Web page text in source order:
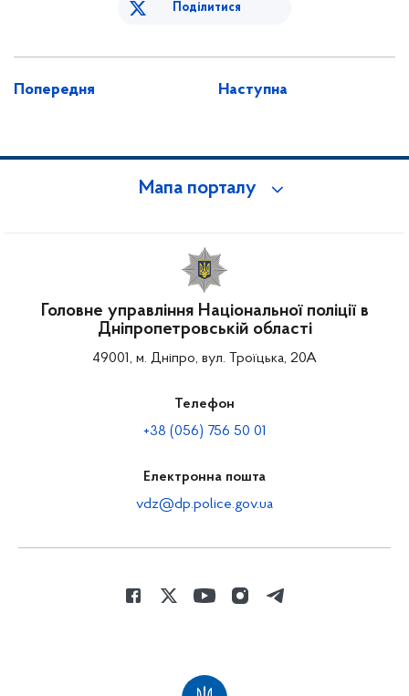
Поділитися
Попередня Наступна
Мапа порталу
Головне управління Національної поліції в
Дніпропетровській області
49001, м. Дніпро, вул. Троїцька, 20А
Телефон
+38 (056) 756 50 01
Електронна пошта
vdz@dp.police.gov.ua